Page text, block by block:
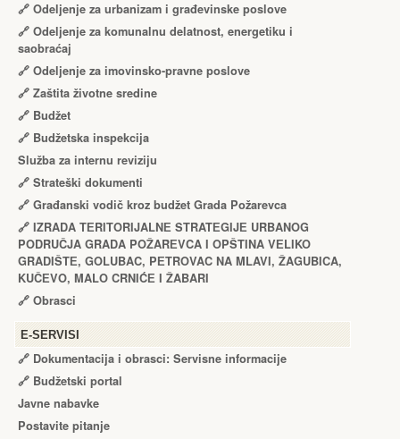
🔗 Odeljenje za urbanizam i građevinske poslove
🔗 Odeljenje za komunalnu delatnost, energetiku i
saobraćaj
🔗 Odeljenje za imovinsko-pravne poslove
🔗 Zaštita životne sredine
🔗 Budžet
🔗 Budžetska inspekcija
Služba za internu reviziju
🔗 Strateški dokumenti
🔗 Građanski vodič kroz budžet Grada Požarevca
🔗 IZRADA TЕRITORIJALNЕ STRATЕGIJЕ URBANOG
PODRUČJA GRADA POŽARЕVCA I OPŠTINA VЕLIKO
GRADIŠTЕ, GOLUBAC, PЕTROVAC NA MLAVI, ŽAGUBICA,
KUČЕVO, MALO CRNIĆЕ I ŽABARI
🔗 Obrasci
Е-SERVISI
🔗 Dokumentacija i obrasci: Servisne informacije
🔗 Budžetski portal
Javne nabavke
Postavite pitanje